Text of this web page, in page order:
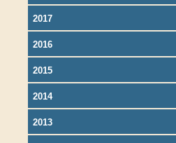
2017
2016
2015
2014
2013